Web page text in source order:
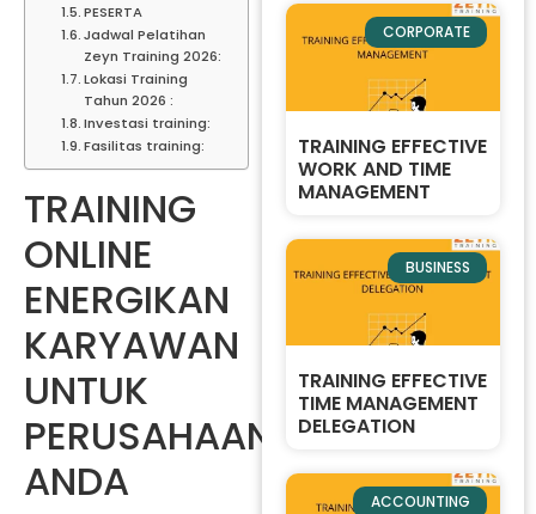
PESERTA
Jadwal Pelatihan
Zeyn Training 2026:
Lokasi Training
Tahun 2026 :
Investasi training:
Fasilitas training:
TRAINING
ONLINE
ENERGIKAN
KARYAWAN
UNTUK
PERUSAHAAN
ANDA
CORPORATE
TRAINING EFFECTIVE
WORK AND TIME
MANAGEMENT
BUSINESS
TRAINING EFFECTIVE
TIME MANAGEMENT
DELEGATION
ACCOUNTING